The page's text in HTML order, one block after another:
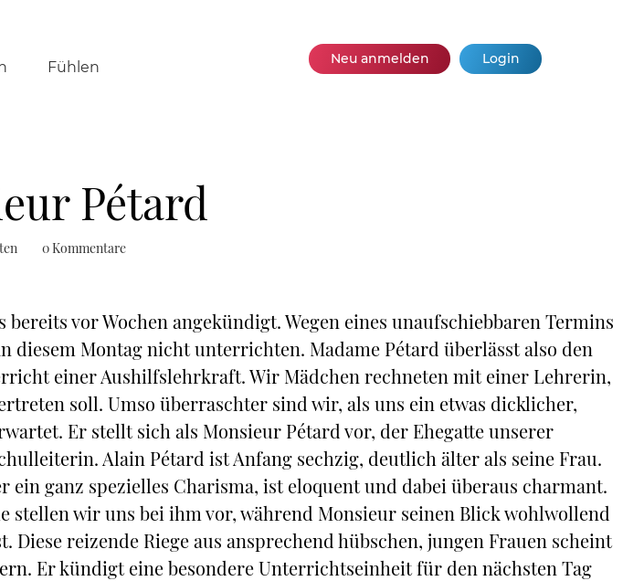
Fühlen Neu anmelden Login
Pétard
0 Kommentare
bereits vor Wochen angekündigt. Wegen eines unaufschiebbaren Termins
diesem Montag nicht unterrichten. Madame Pétard überlässt also den
einer Aushilfslehrkraft. Wir Mädchen rechneten mit einer Lehrerin,
soll. Umso überraschter sind wir, als uns ein etwas dicklicher,
Er stellt sich als Monsieur Pétard vor, der Ehegatte unserer
Alain Pétard ist Anfang sechzig, deutlich älter als seine Frau.
ein ganz spezielles Charisma, ist eloquent und dabei überaus charmant.
stellen wir uns bei ihm vor, während Monsieur seinen Blick wohlwollend
Diese reizende Riege aus ansprechend hübschen, jungen Frauen scheint
Er kündigt eine besondere Unterrichtseinheit für den nächsten Tag